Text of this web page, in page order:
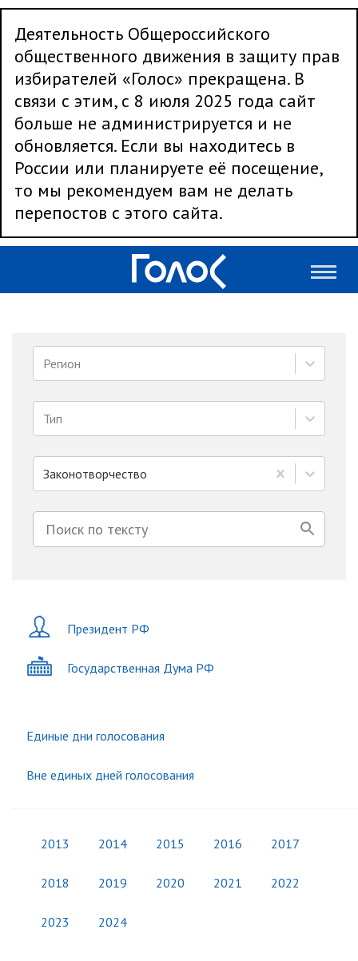
Деятельность Общероссийского
общественного движения в защиту прав
избирателей «Голос» прекращена. В
связи с этим, с 8 июля 2025 года сайт
больше не администрируется и не
обновляется. Если вы находитесь в
России или планируете её посещение,
то мы рекомендуем вам не делать
перепостов с этого сайта.
Регион
Тип
Законотворчество
Президент РФ
Государственная Дума РФ
Единые дни голосования
Вне единых дней голосования
2013 2014 2015 2016 2017
2018 2019 2020 2021 2022
2023 2024